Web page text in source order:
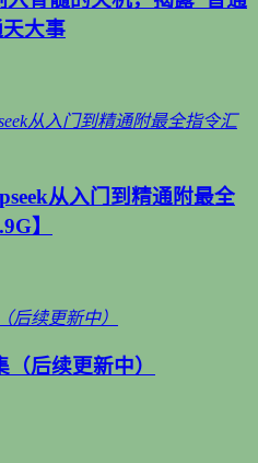
大事
从入门到精通附最全
】
后续更新中）